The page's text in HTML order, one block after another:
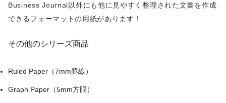
Business Journal以外にも他に見やすく整理された文書を作成
できるフォーマットの用紙があります！
その他のシリーズ商品
Ruled Paper（7mm罫線）
Graph Paper（5mm方眼）